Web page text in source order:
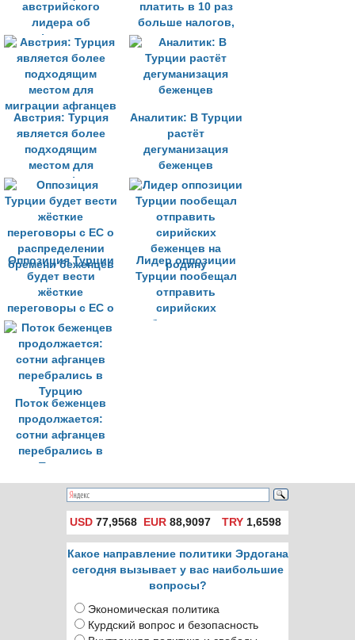
австрийского
лидера об
афганских
беженцах
платить в 10 раз
больше налогов,
чем другие жители»
Австрия: Турция
является более
подходящим
местом для
миграции афганцев
Аналитик: В Турции
растёт
дегуманизация
беженцев
Оппозиция Турции
будет вести
жёсткие
переговоры с ЕС о
распределении
бремени беженцев
Лидер оппозиции
Турции пообещал
отправить
сирийских
беженцев на
Поток беженцев
продолжается:
сотни афганцев
перебрались в
Турцию
USD 77,9568 EUR 88,9097 TRY1,6598
Какое направление политики Эрдогана
сегодня вызывает у вас наибольшие
вопросы?
Экономическая политика
Курдский вопрос и безопасность